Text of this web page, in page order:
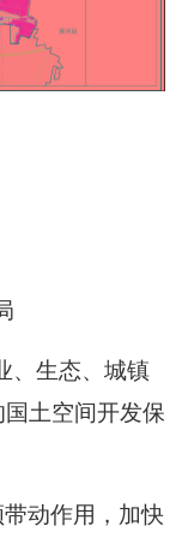
、生态、城镇
国土空间开发保
动作用，加快